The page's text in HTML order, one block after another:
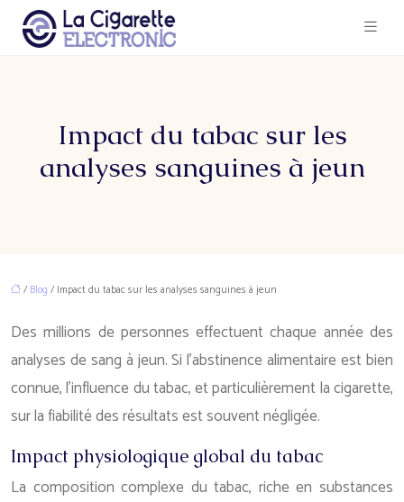
Impact du tabac sur les
analyses sanguines à jeun
/ Blog / Impact du tabac sur les analyses sanguines à jeun
Des millions de personnes effectuent chaque année des
analyses de sang à jeun. Si l’abstinence alimentaire est bien
connue, l’influence du tabac, et particulièrement la cigarette,
sur la fiabilité des résultats est souvent négligée.
Impact physiologique global du tabac
La composition complexe du tabac, riche en substances